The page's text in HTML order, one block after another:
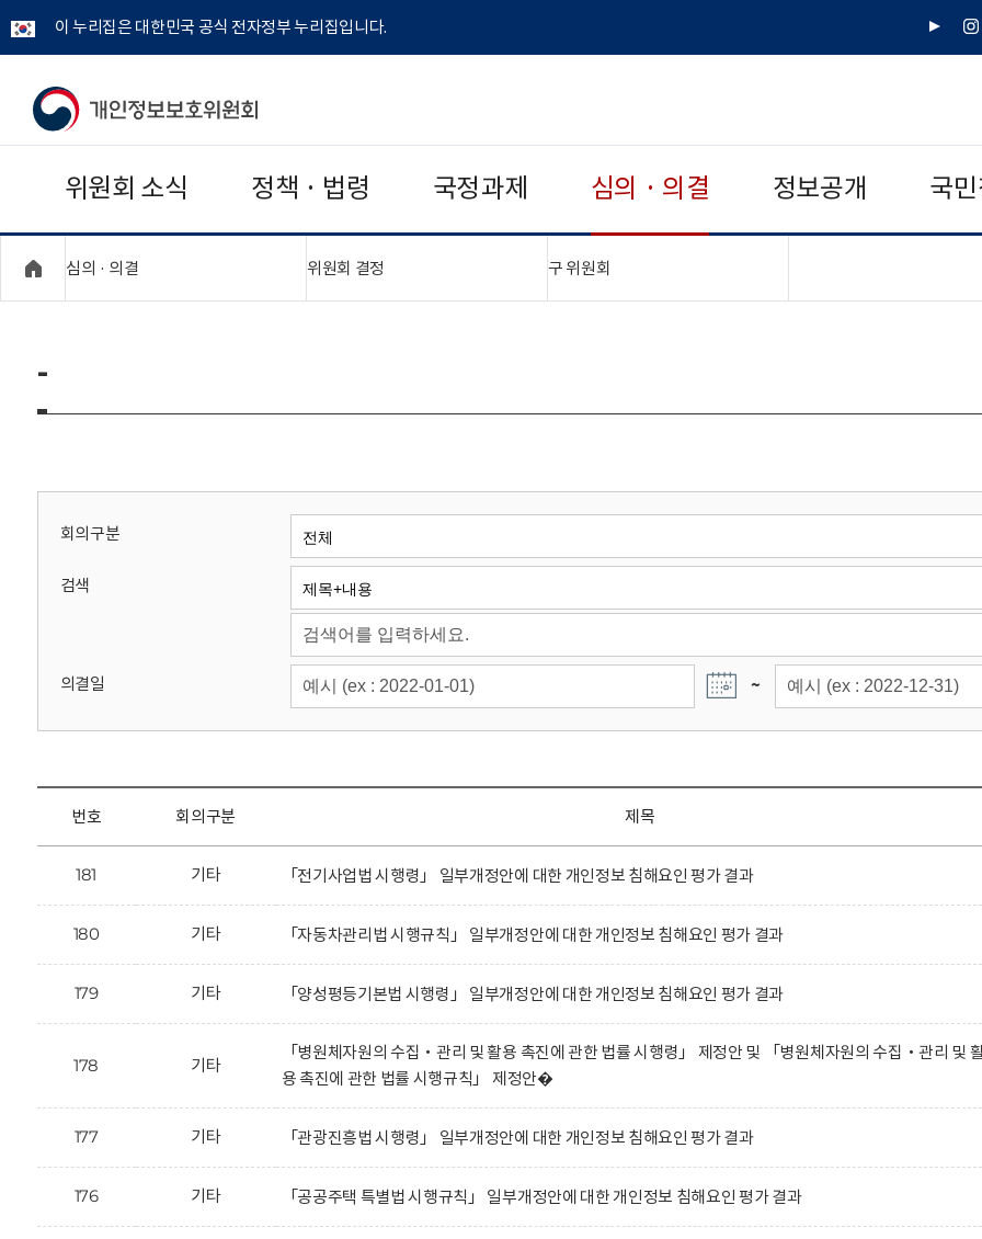
이 누리집은 대한민국 공식 전자정부 누리집입니다.
유
인
개
보
보
위
회
위원회 소식 정책 · 법령 국정과제 심의 · 의결 정보공개 국
심의 · 의결 위원회 결정 구 위원회
-
회의구분
검색
의결일 ~
번호 회의구분 제목
181 기타 「전기사업법 시행령」 일부개정안에 대한 개인정보 침해요인 평가 결과
180 기타 「자동차관리법 시행규칙」 일부개정안에 대한 개인정보 침해요인 평가 결과
179 기타 「양성평등기본법 시행령」 일부개정안에 대한 개인정보 침해요인 평가 결과
178 기타
「병원체자원의 수집‧관리 및 활용 촉진에 관한 법률 시행령」 제정안 및 「병원체자원의 수집‧관리 및
용 촉진에 관한 법률 시행규칙」 제정안�
177 기타 「관광진흥법 시행령」 일부개정안에 대한 개인정보 침해요인 평가 결과
176 기타 「공공주택 특별법 시행규칙」 일부개정안에 대한 개인정보 침해요인 평가 결과